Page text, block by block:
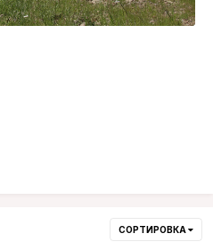
СОРТИРОВКА